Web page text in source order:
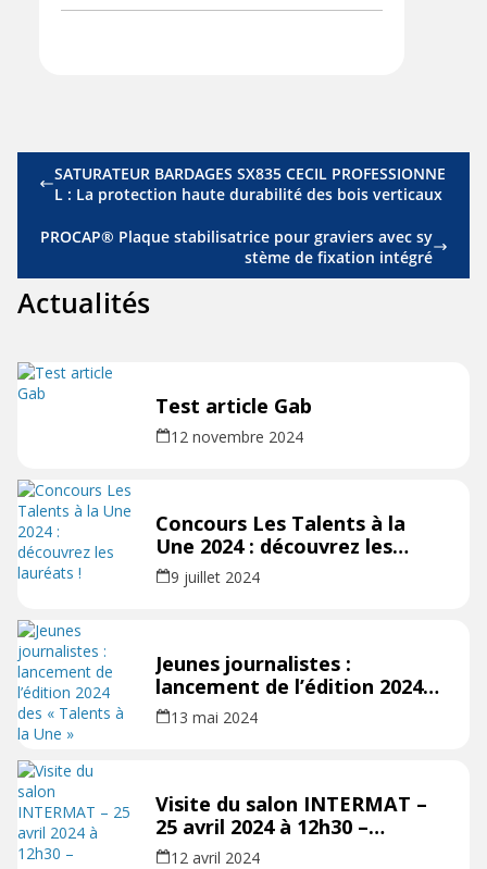
SATURATEUR BARDAGES SX835 CECIL PROFESSIONNE
L : La protection haute durabilité des bois verticaux
PROCAP® Plaque stabilisatrice pour graviers avec sy
stème de fixation intégré
Actualités
Test article Gab
12 novembre 2024
Concours Les Talents à la
Une 2024 : découvrez les
lauréats !
9 juillet 2024
Jeunes journalistes :
lancement de l’édition 2024
des « Talents à la Une »
13 mai 2024
Visite du salon INTERMAT –
25 avril 2024 à 12h30 –
programme complet à
12 avril 2024